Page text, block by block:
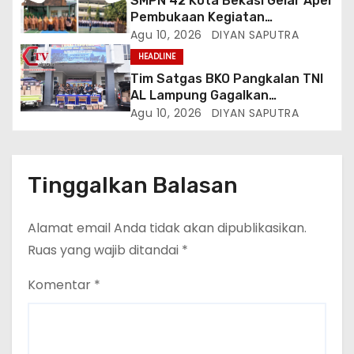
Pembukaan Kegiatan
Kokurikuler
Agu 10, 2026 DIYAN SAPUTRA
HEADLINE
Tim Satgas BKO Pangkalan TNI
AL Lampung Gagalkan
Peredaran Ribuan Liter
Agu 10, 2026 DIYAN SAPUTRA
Tinggalkan Balasan
Alamat email Anda tidak akan dipublikasikan.
Ruas yang wajib ditandai *
Komentar *